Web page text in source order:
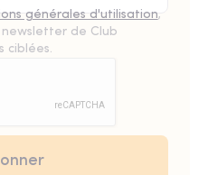
générales d'utilisation,
de Club
ciblées.